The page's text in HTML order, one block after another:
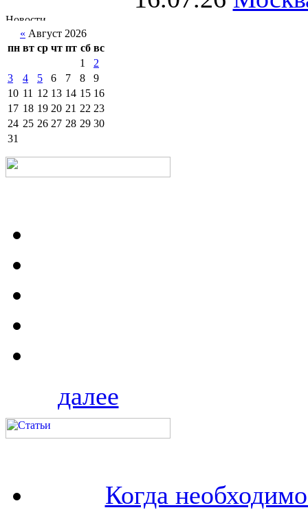
« Август 2026
пн вт ср чт пт сб вс
1
2
3
4 5 6 7 8
9
10 11 12 13 14 15 16
17 18 19 20 21 22 23
24 25 26 27 28 29 30
31
далее
Когда